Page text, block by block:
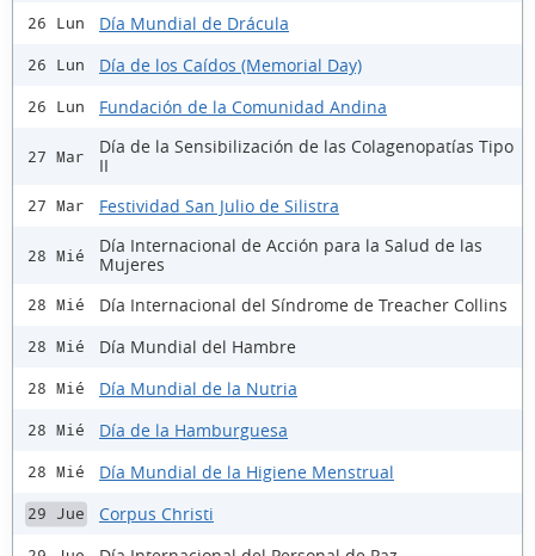
26 Lun Día Mundial de Drácula
26 Lun Día de los Caídos (Memorial Day)
26 Lun Fundación de la Comunidad Andina
27 Mar
Día de la Sensibilización de las Colagenopatías Tipo
II
27 Mar Festividad San Julio de Silistra
28 Mié
Día Internacional de Acción para la Salud de las
Mujeres
28 Mié Día Internacional del Síndrome de Treacher Collins
28 Mié Día Mundial del Hambre
28 Mié Día Mundial de la Nutria
28 Mié Día de la Hamburguesa
28 Mié Día Mundial de la Higiene Menstrual
29 Jue Corpus Christi